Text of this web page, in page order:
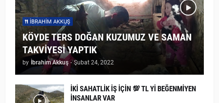
İBRAHIM AKKUŞ
KÖYDE TERS DOĞAN KUZUMUZ VE SAMAN
TAKVİYESİ YAPTIK
by İbrahim Akkuş - Şubat 24, 2022
İKİ SAHATLİK İŞ İÇİN 💯 TL Yİ BEĞENMİYEN
İNSANLAR VAR